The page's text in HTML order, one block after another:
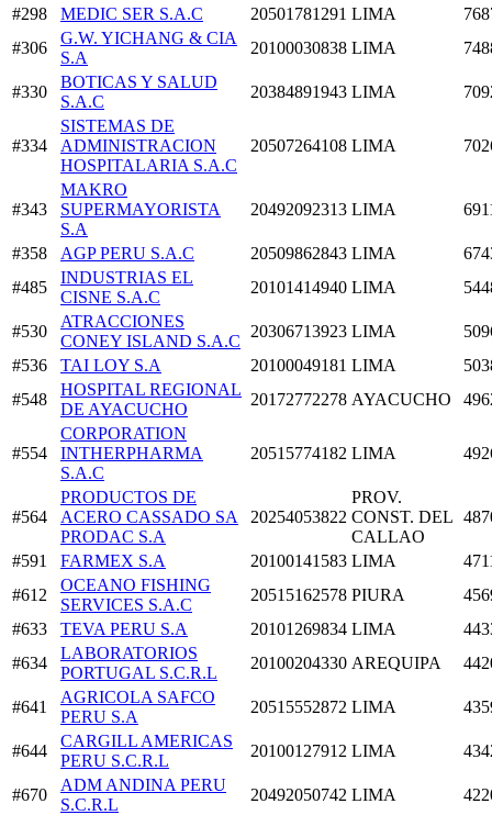
#298
MEDIC SER S.A.C 20501781291 LIMA
#306
G.W. YICHANG & CIA
S.A
20100030838 LIMA
#330
BOTICAS Y SALUD
S.A.C
20384891943 LIMA
#334
SISTEMAS DE
ADMINISTRACION
HOSPITALARIA S.A.C
20507264108 LIMA
#343
MAKRO
SUPERMAYORISTA
S.A
20492092313 LIMA
#358 AGP PERU S.A.C 20509862843 LIMA
#485
INDUSTRIAS EL
CISNE S.A.C
20101414940 LIMA
#530
ATRACCIONES
CONEY ISLAND S.A.C
20306713923 LIMA
#536
TAI LOY S.A 20100049181 LIMA
#548
HOSPITAL REGIONAL
DE AYACUCHO
20172772278 AYACUCHO
#554
CORPORATION
INTHERPHARMA
S.A.C
20515774182 LIMA
#564
PRODUCTOS DE
ACERO CASSADO SA
PRODAC S.A
20254053822
PROV.
CONST. DEL
CALLAO
#591 FARMEX S.A 20100141583 LIMA
#612
OCEANO FISHING
SERVICES S.A.C
20515162578 PIURA
#633
TEVA PERU S.A 20101269834 LIMA
#634
LABORATORIOS
PORTUGAL S.C.R.L
20100204330 AREQUIPA
#641
AGRICOLA SAFCO
PERU S.A
20515552872 LIMA
#644
CARGILL AMERICAS
PERU S.C.R.L
20100127912 LIMA
#670
ADM ANDINA PERU
S.C.R.L
20492050742 LIMA